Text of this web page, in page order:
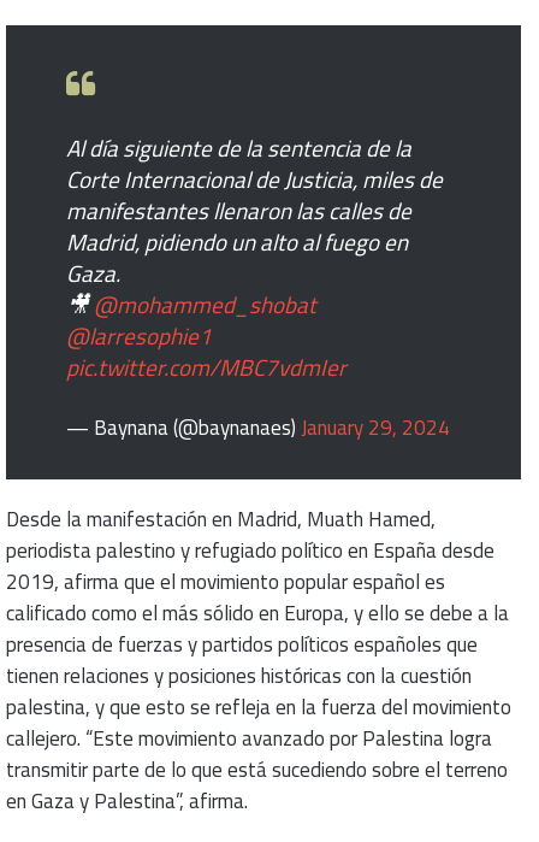
Al día siguiente de la sentencia de la
Corte Internacional de Justicia, miles de
manifestantes llenaron las calles de
Madrid, pidiendo un alto al fuego en
Gaza.
🎥@mohammed_shobat
@larresophie1
pic.twitter.com/MBC7vdmIer
— Baynana (@baynanaes)January 29, 2024
Desde la manifestación en Madrid, Muath Hamed,
periodista palestino y refugiado político en España desde
2019, afirma que el movimiento popular español es
calificado como el más sólido en Europa, y ello se debe a la
presencia de fuerzas y partidos políticos españoles que
tienen relaciones y posiciones históricas con la cuestión
palestina, y que esto se refleja en la fuerza del movimiento
callejero. “Este movimiento avanzado por Palestina logra
transmitir parte de lo que está sucediendo sobre el terreno
en Gaza y Palestina”, afirma.